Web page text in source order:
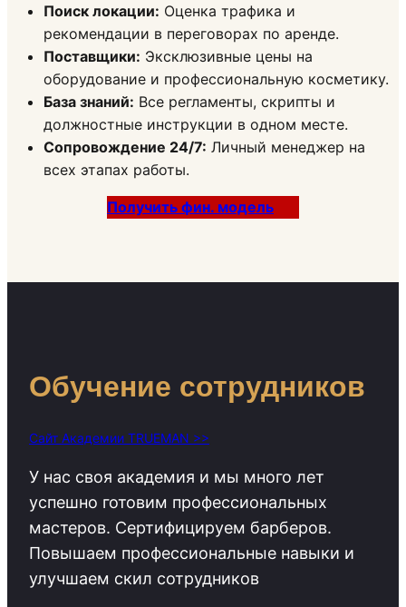
Поиск локации: Оценка трафика и
рекомендации в переговорах по аренде.
Поставщики: Эксклюзивные цены на
оборудование и профессиональную косметику.
База знаний: Все регламенты, скрипты и
должностные инструкции в одном месте.
Сопровождение 24/7: Личный менеджер на
всех этапах работы.
Получить фин. модель
Обучение сотрудников
Сайт Академии TRUEMAN >>
У нас своя академия и мы много лет
успешно готовим профессиональных
мастеров. Сертифицируем барберов.
Повышаем профессиональные навыки и
улучшаем скил сотрудников